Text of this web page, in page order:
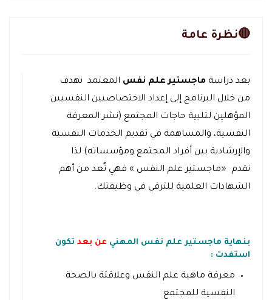
🔴نظرة عامة
بعد دراسة ماجستير علم نفس المعتمد نهدف
من خلال البرنامج إلى إعداد الاختصاصيين النفسيين
المؤهلين لتلبية حاجات المجتمع (نشر المعرفة
النفسية، والمساهمة في تقديم الخدمات النفسية
والإرشادية بين أفراد المجتمع ومؤسساته) لذا
نقدم «ماجستير علم النفس » فهي تٌعد من أهم
الشهادات العلمية للترقي في وظيفتك.
بنهاية ماجستير علم نفس المهني عن بعد تكون
استفدت :
معرفة ماهية علم النفس وعلاقتة بالصحة
النفسية للمجتمع